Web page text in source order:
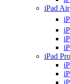
iPad Air
iPad Pro